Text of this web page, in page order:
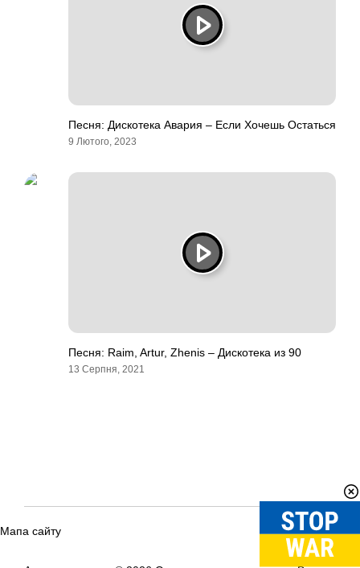
Песня: Дискотека Авария – Если Хочешь Остаться
9 Лютого, 2023
Песня: Raim, Artur, Zhenis – Дискотека из 90
13 Серпня, 2021
Мапа сайту